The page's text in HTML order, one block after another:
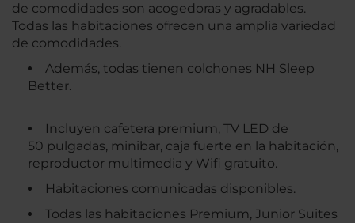
de comodidades son acogedoras y agradables.
Todas las habitaciones ofrecen una amplia variedad
de comodidades.
Además, todas tienen colchones NH Sleep
Better.
Incluyen cafetera premium, TV LED de
50 pulgadas, minibar, caja fuerte en la habitación,
reproductor multimedia y Wifi gratuito.
Habitaciones comunicadas disponibles.
Todas las habitaciones Premium, Junior Suites